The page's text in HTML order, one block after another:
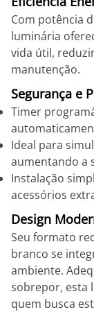
Com potência
luminária
vida útil,
manutenção.
Segurança e
Timer
Ideal para
aumentando a
Instalação
acessórios
Design
Seu formato
branco se
ambiente.
sobrepor, esta
quem busca